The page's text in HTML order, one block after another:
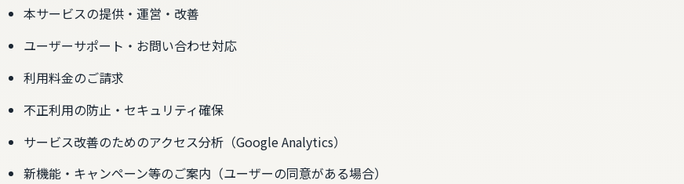
本サービスの提供・運営・改善
ユーザーサポート・お問い合わせ対応
利用料金のご請求
不正利用の防止・セキュリティ確保
サービス改善のためのアクセス分析（Google Analytics）
新機能・キャンペーン等のご案内（ユーザーの同意がある場合）